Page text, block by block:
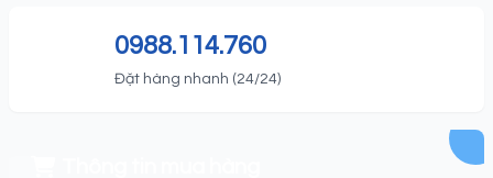
0988.114.760
Đặt hàng nhanh (24/24)